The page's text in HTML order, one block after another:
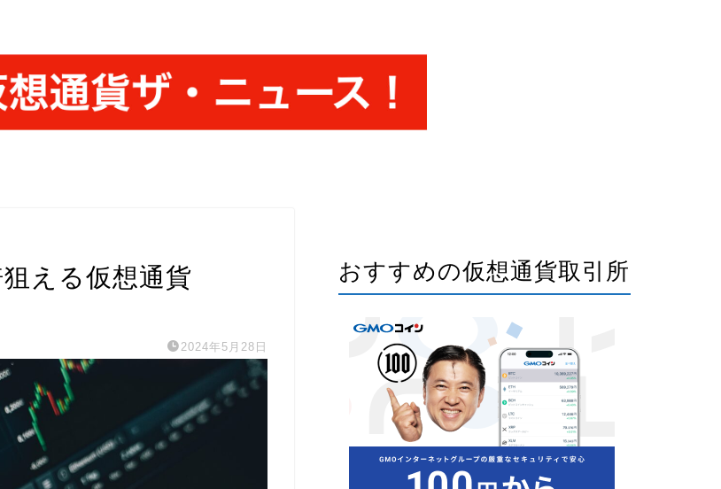
狙える仮想通貨
2024年5月28日
おすすめの仮想通貨取引所